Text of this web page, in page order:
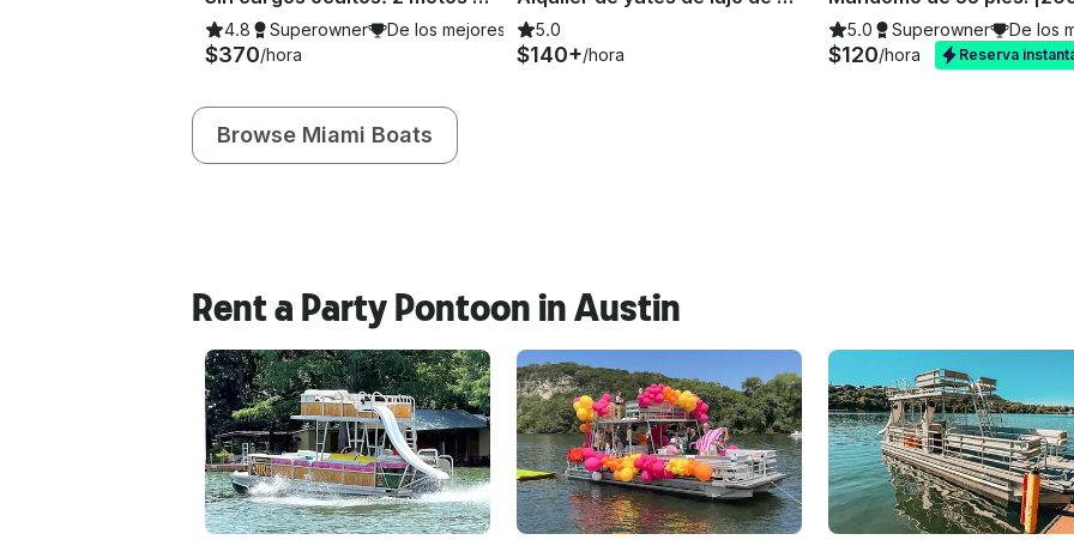
4.8 Superowner De los mejores de 2026
$370/hora
5.0
$140+/hora
5.0 Superowner De los
$120/hora Reserva
Browse Miami Boats
Rent a Party Pontoon in Austin